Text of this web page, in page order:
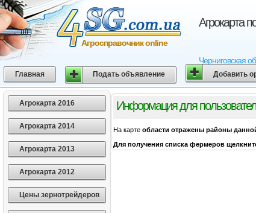
Агрокарта
Черниговская
Агросправочник online
Главная Подать объявление Добавить
Агрокарта 2016
Агрокарта 2014
Агрокарта 2013
Агрокарта 2012
Цены зернотрейдеров
Информация для
На карте области отражены районы
Для получения списка фермеров